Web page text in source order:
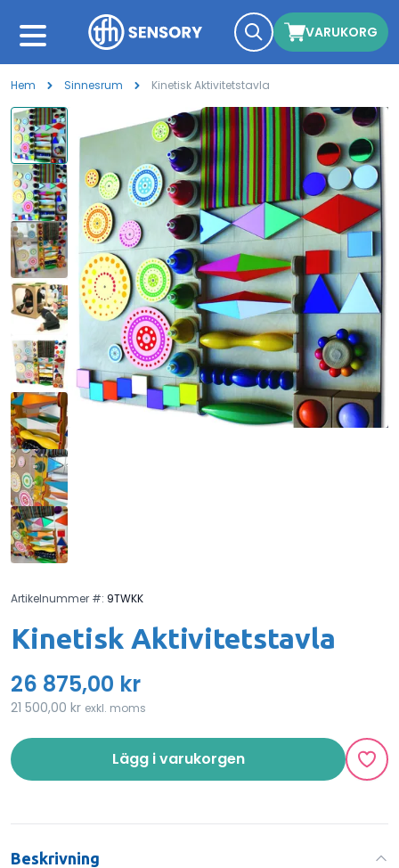
VARUKORG
Hem Sinnesrum Kinetisk Aktivitetstavla
Artikelnummer #: 9TWKK
Kinetisk Aktivitetstavla
26 875,00 kr
21 500,00 kr exkl. moms
Lägg i varukorgen
Beskrivning